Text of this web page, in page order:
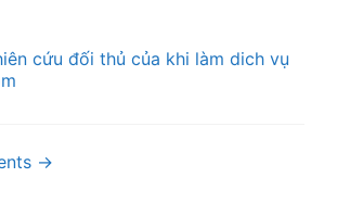
cứu đối thủ của khi làm dich vụ
→